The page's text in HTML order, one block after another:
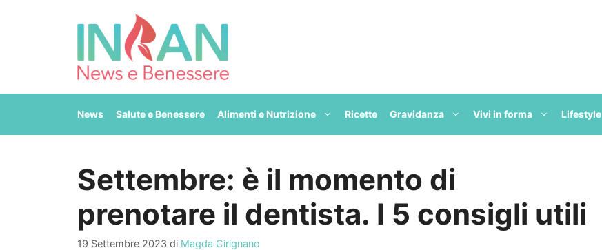
News Salute e Benessere Alimenti e Nutrizione Ricette Gravidanza Vivi in forma Lifestyle
Settembre: è il momento di
prenotare il dentista. I 5 consigli utili
19 Settembre 2023 di Magda Cirignano